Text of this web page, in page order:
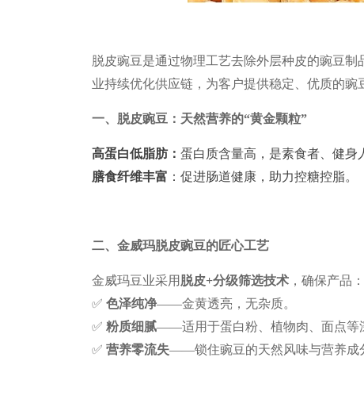
脱皮豌豆是通过物理工艺去除外层种皮的豌豆
业持续优化供应链，为客户提供稳定、优质的豌
一、脱皮豌豆：天然营养的“黄金颗粒”
高蛋白低脂肪： 蛋白质含量高，是素食者、健身
膳食纤维丰富 ：促进肠道健康，助力控糖控脂。
二、金威玛脱皮豌豆的匠心工艺
金威玛豆业采用 脱皮+分级筛选技术 ，确保产品：
✅ 色泽纯净——金黄透亮，无杂质。
✅ 粉质细腻——适用于蛋白粉、植物肉、面点等
✅ 营养零流失——锁住豌豆的天然风味与营养成